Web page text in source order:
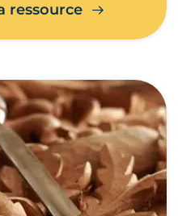
ressource